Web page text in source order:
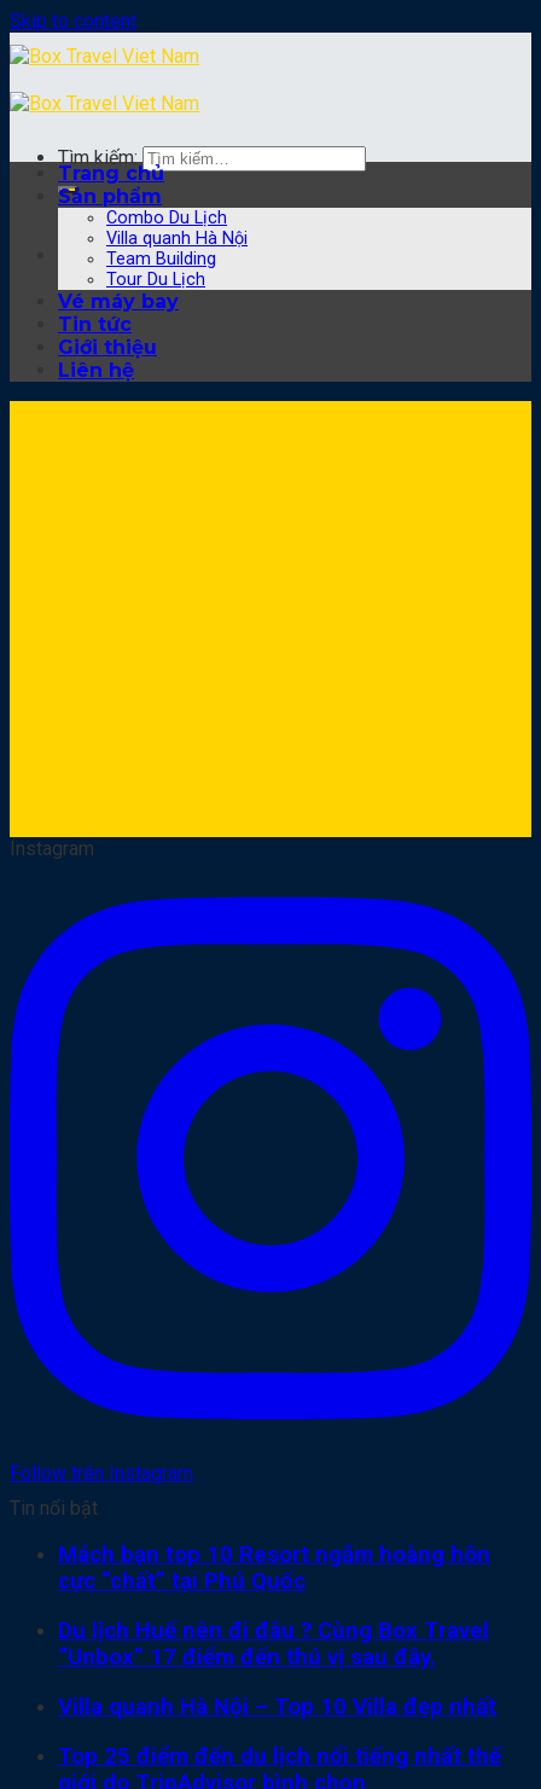
Skip to content
Tìm kiếm:
Trang chủ
Sản phẩm
Combo Du Lịch
Villa quanh Hà Nội
Team Building
Tour Du Lịch
Vé máy bay
Tin tức
Giới thiệu
Liên hệ
Instagram
Follow trên Instagram
Tin nổi bật
Mách bạn top 10 Resort ngắm hoàng hôn
cực “chất” tại Phú Quốc
Du lịch Huế nên đi đâu ? Cùng Box Travel
“Unbox” 17 điểm đến thú vị sau đây.
Villa quanh Hà Nội – Top 10 Villa đẹp nhất
Top 25 điểm đến du lịch nổi tiếng nhất thế
giới do TripAdvisor bình chọn